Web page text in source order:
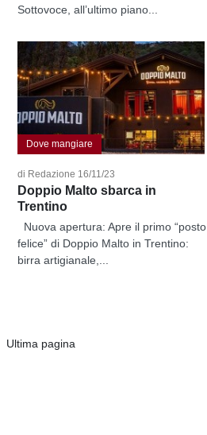
Sottovoce, all’ultimo piano...
Dove mangiare
di Redazione 16/11/23
Doppio Malto sbarca in
Trentino
Nuova apertura: Apre il primo “posto
felice” di Doppio Malto in Trentino:
birra artigianale,...
Ultima pagina